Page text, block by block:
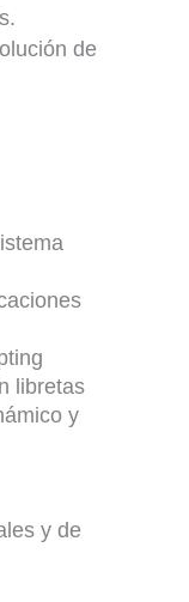
de
libretas
y
y de